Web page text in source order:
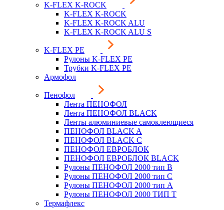
K-FLEX K-ROCK
K-FLEX K-ROCK
K-FLEX K-ROCK ALU
K-FLEX K-ROCK ALU S
K-FLEX PE
Рулоны K-FLEX PE
Трубки K-FLEX PE
Армофол
Пенофол
Лента ПЕНОФОЛ
Лента ПЕНОФОЛ BLACK
Ленты алюминиевые самоклеющиеся
ПЕНОФОЛ BLACK A
ПЕНОФОЛ BLACK С
ПЕНОФОЛ ЕВРОБЛОК
ПЕНОФОЛ ЕВРОБЛОК BLACK
Рулоны ПЕНОФОЛ 2000 тип B
Рулоны ПЕНОФОЛ 2000 тип C
Рулоны ПЕНОФОЛ 2000 тип А
Рулоны ПЕНОФОЛ 2000 ТИП Т
Термафлекс